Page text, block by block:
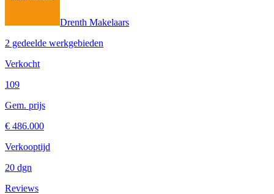
Drenth Makelaars
2 gedeelde werkgebieden
Verkocht
109
Gem. prijs
€ 486.000
Verkooptijd
20 dgn
Reviews